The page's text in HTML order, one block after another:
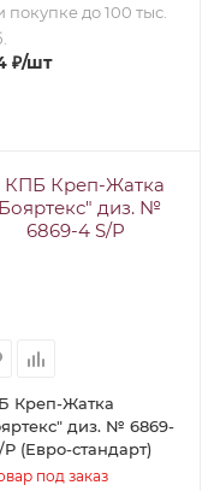
покупке до 100 тыс.
₽/шт
Креп-Жатка
диз. № 6869-
P (Евро-стандарт)
под заказ